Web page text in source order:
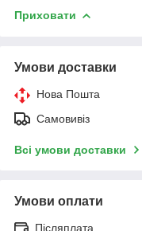
Приховати
Умови доставки
Нова Пошта
Самовивіз
Всі умови доставки
Умови оплати
Післяплата